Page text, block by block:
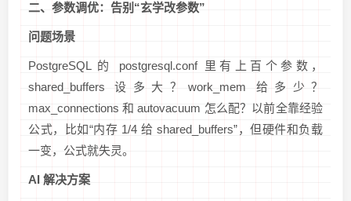
二、参数调优：告别“玄学改参数”
问题场景
PostgreSQL 的 postgresql.conf 里有上百个参数，
shared_buffers 设多大？work_mem 给多少？
max_connections 和 autovacuum 怎么配？以前全靠经验
公式，比如“内存 1/4 给 shared_buffers”，但硬件和负载
一变，公式就失灵。
AI 解决方案